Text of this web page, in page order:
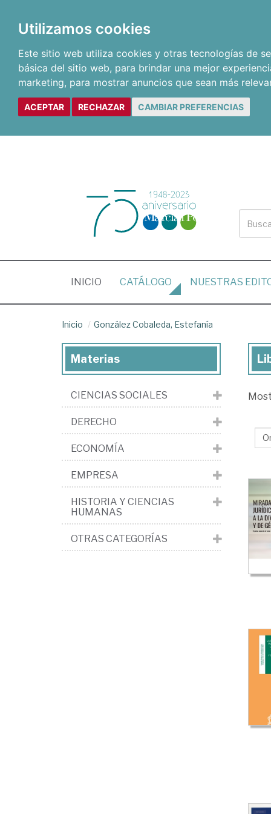
Utilizamos cookies
Este sitio web utiliza cookies y otras tecnologías de
básica del sitio web, para brindar una mejor
marketing, para mostrar anuncios que sean más
ACEPTAR RECHAZAR CAMBIAR PREFERENCIAS
INICIO (CURRENT)
CATÁLOGO NUESTRAS
Inicio González Cobaleda, Estefanía
Materias
CIENCIAS SOCIALES
DERECHO
ECONOMÍA
EMPRESA
HISTORIA Y CIENCIAS
HUMANAS
OTRAS CATEGORÍAS